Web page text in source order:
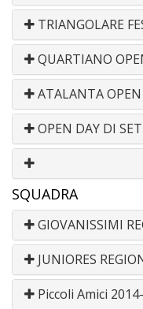
TRIANGOLARE
QUARTIANO
ATALANTA
OPEN DAY DI
SQUADRA
GIOVANISSIMI
JUNIORES
Piccoli Amici